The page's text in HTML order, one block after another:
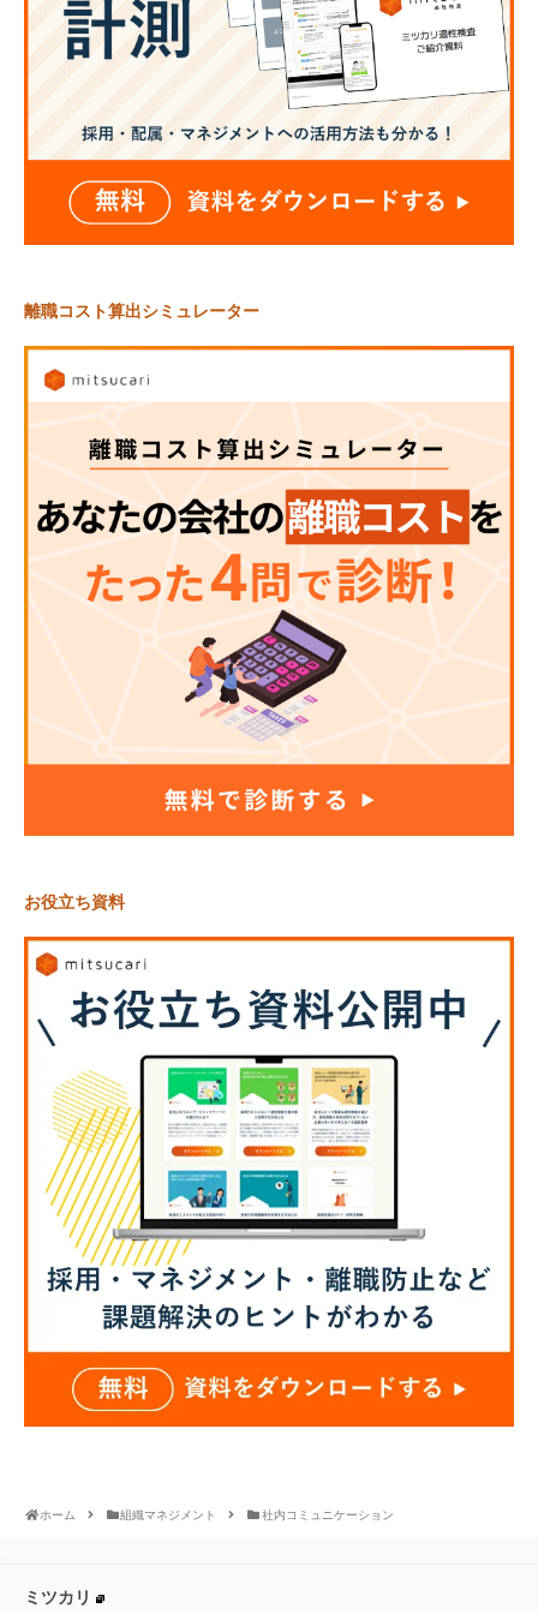
離職コスト算出シミュレーター
お役立ち資料
ホーム 組織マネジメント 社内コミュニケーション
ミツカリ